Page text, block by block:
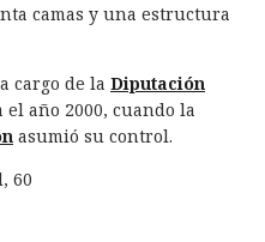
camas y una estructura
cargo de la Diputación
el año 2000, cuando la
asumió su control.
60